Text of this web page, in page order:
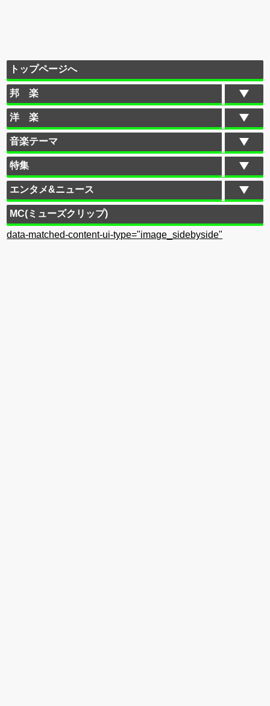
トップページへ
邦 楽
洋 楽
音楽テーマ
特集
エンタメ&ニュース
MC(ミューズクリップ)
data-matched-content-ui-type="image_sidebyside"